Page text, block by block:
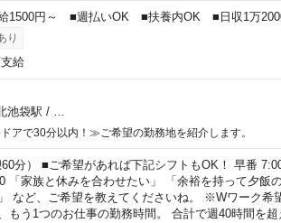
1500円～ ■週払いOK ■扶養内OK ■日収1万
り
給
池袋駅 / …
アで30分以内！≫ご希望の勤務地を紹介します。
分） ■ご希望があれば下記シフトもOK！ 早番
「家族と休みを合わせたい」 「余裕を持って夕飯
など、ご希望を教えてくださいね。 ※Wワーク希
もう1つのお仕事の勤務時間。 合計で週40時間を超